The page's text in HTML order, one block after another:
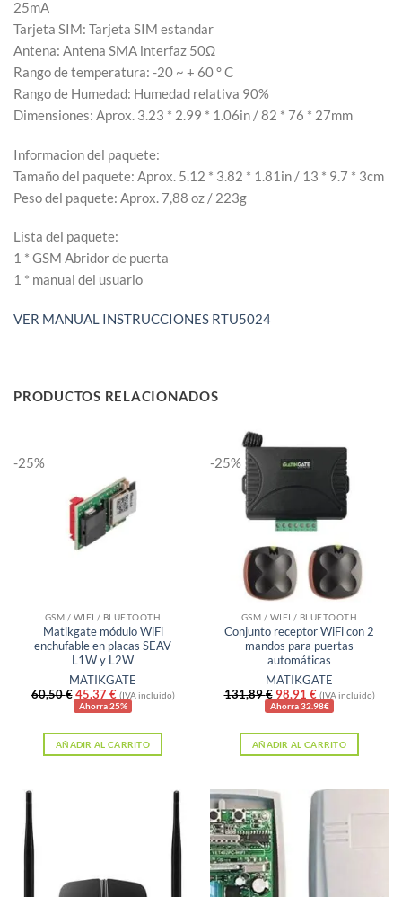
25mA
Tarjeta SIM: Tarjeta SIM estandar
Antena: Antena SMA interfaz 50Ω
Rango de temperatura: -20 ~ + 60 ° C
Rango de Humedad: Humedad relativa 90%
Dimensiones: Aprox. 3.23 * 2.99 * 1.06in / 82 * 76 * 27mm
Informacion del paquete:
Tamaño del paquete: Aprox. 5.12 * 3.82 * 1.81in / 13 * 9.7 * 3cm
Peso del paquete: Aprox. 7,88 oz / 223g
Lista del paquete:
1 * GSM Abridor de puerta
1 * manual del usuario
VER MANUAL INSTRUCCIONES RTU5024
PRODUCTOS RELACIONADOS
-25%
GSM / WIFI / BLUETOOTH
Matikgate módulo WiFi
enchufable en placas SEAV
L1W y L2W
MATIKGATE
60,50€ El
precio
era:
60,50 €.
45,37€El
precio
es:
45,37 €.
(IVA incluido)
Ahorra 25%
AÑADIR AL CARRITO
-25%
GSM / WIFI / BLUETOOTH
Conjunto receptor WiFi con 2
mandos para puertas
automáticas
MATIKGATE
131,89€ El
precio
era:
131,89 €.
98,91 €El
precio
es:
98,91 €.
(IVA incluido)
Ahorra 32.98€
AÑADIR AL CARRITO